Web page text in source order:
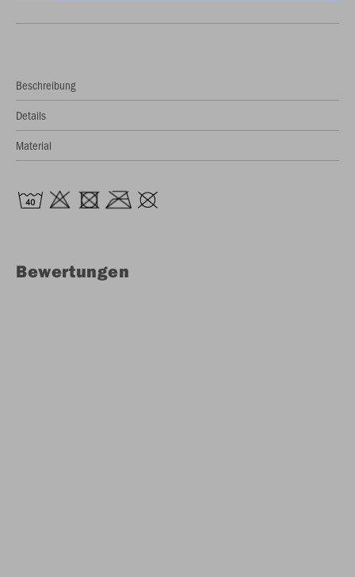
Beschreibung
Details
Material
Bewertungen